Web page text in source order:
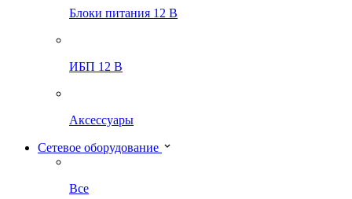
Блоки питания 12 В
ИБП 12 В
Аксессуары
Сетевое оборудование
Все